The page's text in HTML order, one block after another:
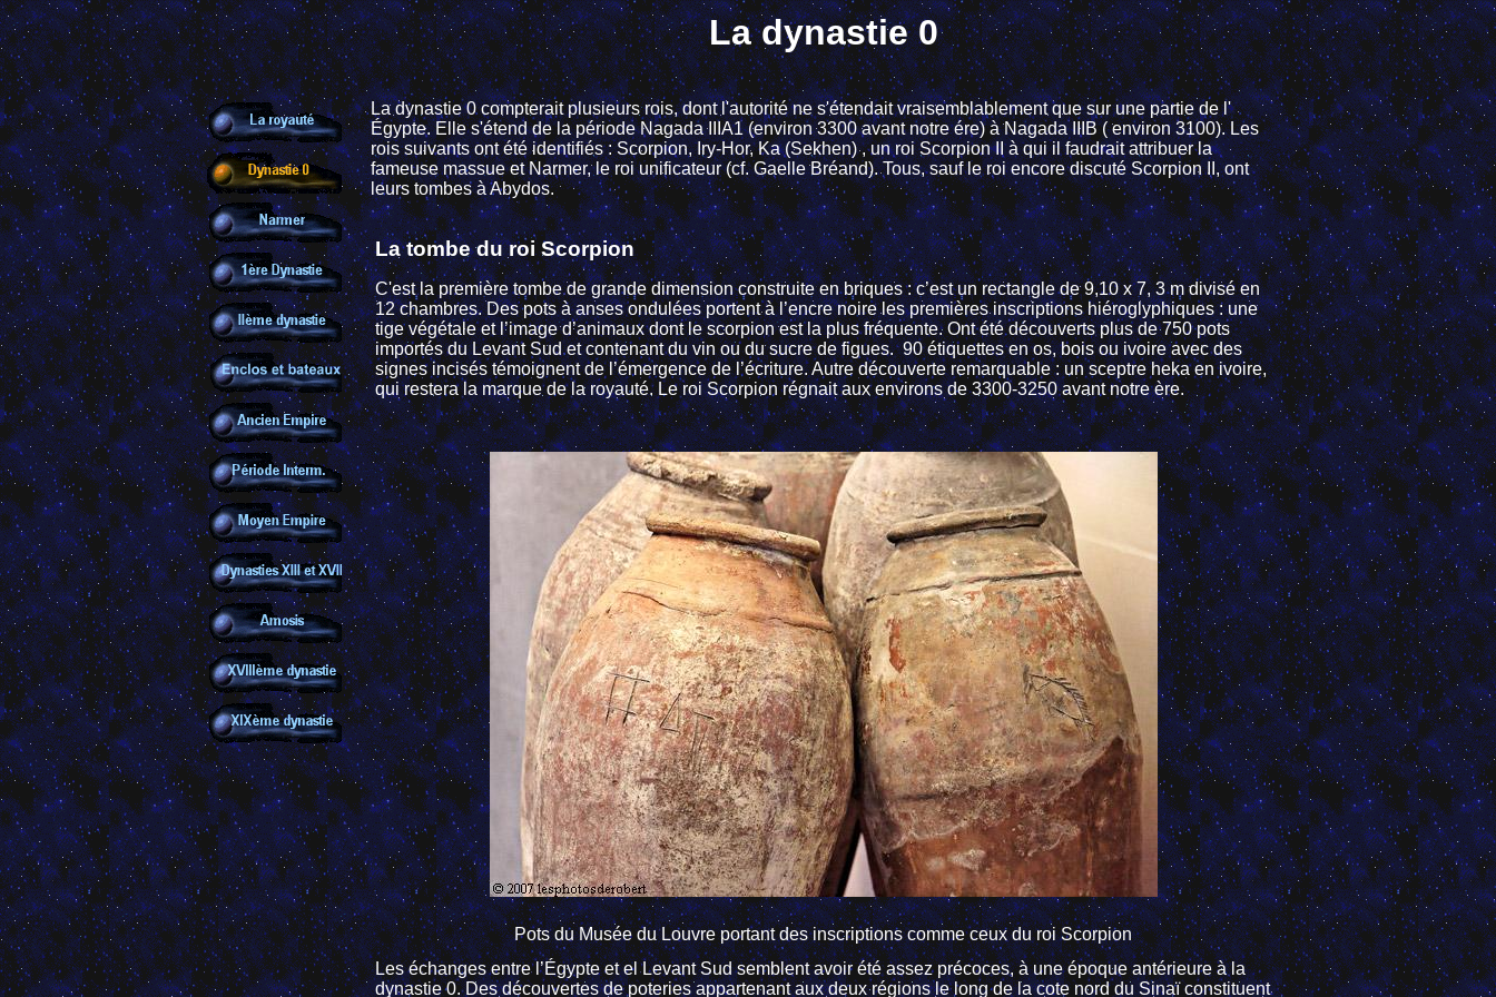
La dynastie 0
La dynastie 0 compterait plusieurs rois, dont l'autorité ne s'étendait vraisemblablement que sur une partie de l'
Égypte. Elle s'étend de la période Nagada IIIA1 (environ 3300 avant notre ére) à Nagada IIIB ( environ 3100). Les
rois suivants ont été identifiés : Scorpion, Iry-Hor, Ka (Sekhen) , un roi Scorpion II à qui il faudrait attribuer la
fameuse massue et Narmer, le roi unificateur (cf. Gaelle Bréand). Tous, sauf le roi encore discuté Scorpion II, ont
leurs tombes à Abydos.
La tombe du roi Scorpion
C'est la première tombe de grande dimension construite en briques : c’est un rectangle de 9,10 x 7, 3 m divisé en
12 chambres. Des pots à anses ondulées portent à l’encre noire les premières inscriptions hiéroglyphiques : une
tige végétale et l’image d’animaux dont le scorpion est la plus fréquente. Ont été découverts plus de 750 pots
importés du Levant Sudet contenant du vin ou du sucre de figues.90 étiquettes en os, bois ou ivoire avec des
signes incisés témoignent de l’émergence de l’écriture. Autre découverte remarquable : un sceptre heka en ivoire,
qui restera la marque de la royauté. Le roi Scorpion régnait aux environs de 3300-3250 avant notre ère.
Pots du Musée du Louvre portant des inscriptions comme ceux du roi Scorpion
Les échanges entre l’Égypte et el Levant Sud semblent avoir été assez précoces, à une époque antérieure à la
dynastie 0. Des découvertes de poteries appartenant aux deux régions le long de la cote nord du Sinaï constituent